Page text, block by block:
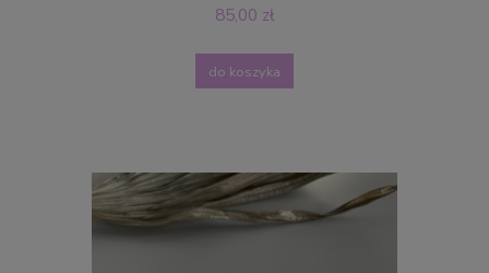
85,00 zł
do koszyka